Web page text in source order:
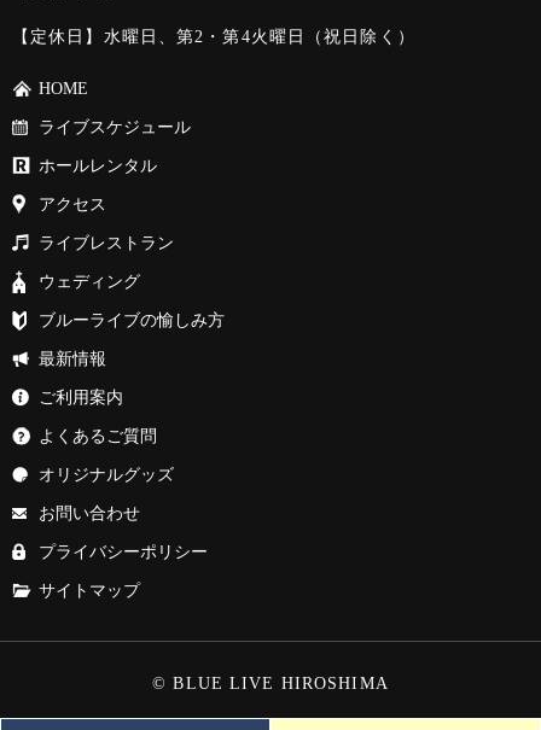
【定休日】水曜日、第2・第4火曜日（祝日除く）
HOME
ライブスケジュール
ホールレンタル
アクセス
ライブレストラン
ウェディング
ブルーライブの愉しみ方
最新情報
ご利用案内
よくあるご質問
オリジナルグッズ
お問い合わせ
プライバシーポリシー
サイトマップ
© BLUE LIVE HIROSHIMA